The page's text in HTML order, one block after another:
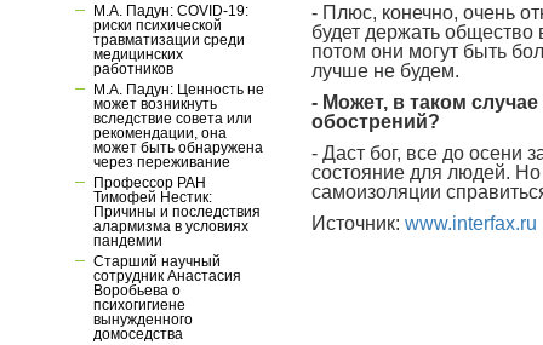
- Плюс, конечно, очень
будет держать общество
потом они могут быть
лучше не будем.
- Может, в таком
обострений?
- Даст бог, все до осени
состояние для людей.
самоизоляции
Источник: www.interfax.ru
М.А. Падун: COVID-19:
риски психической
травматизации среди
медицинских
работников
М.А. Падун: Ценность не
может возникнуть
вследствие совета или
рекомендации, она
может быть обнаружена
через переживание
Профессор РАН
Тимофей Нестик:
Причины и последствия
алармизма в условиях
пандемии
Старший научный
сотрудник Анастасия
Воробьева о
психогигиене
вынужденного
домоседства